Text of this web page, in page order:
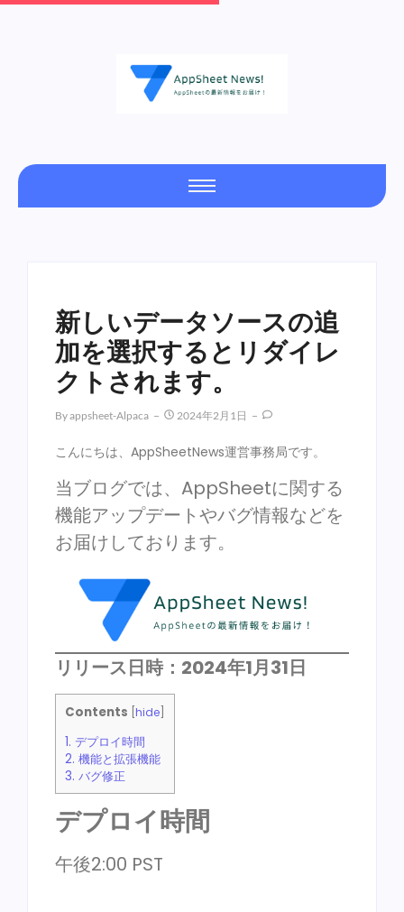
新しいデータソースの追
加を選択するとリダイレ
クトされます。
ByAppsheet-Alpaca 2024年2月1日
こんにちは、AppSheetNews運営事務局です。
当ブログでは、AppSheetに関する
機能アップデートやバグ情報などを
お届けしております。
リリース日時：2024年1月31日
Contents hide
1. デプロイ時間
2. 機能と拡張機能
3. バグ修正
デプロイ時間
午後2:00 PST